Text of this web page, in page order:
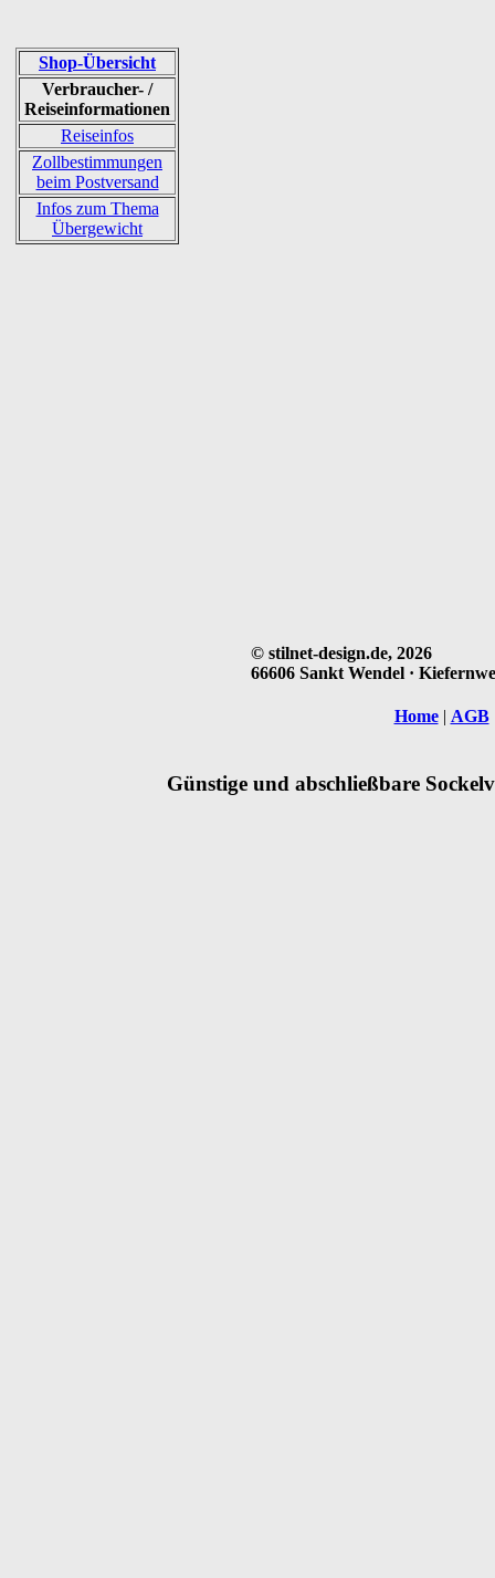
Shop-Übersicht
Verbraucher- /
Reiseinformationen
Reiseinfos
Zollbestimmungen
beim Postversand
Infos zum Thema
Übergewicht
© stilnet-design.de, 2026
66606 Sankt Wendel ·
Home| AGB
Günstige und abschließbare